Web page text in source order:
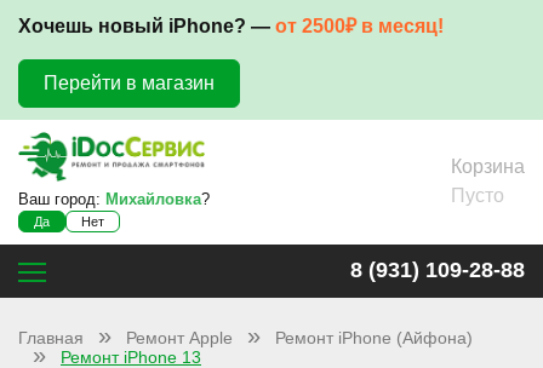
Хочешь новый iPhone? — от 2500₽ в месяц!
Перейти в магазин
Ваш город: Михайловка?
Да Нет
Корзина
Пусто
8 (931) 109-28-88
Главная Ремонт Apple
Ремонт iPhone (Айфона)
Ремонт iPhone 13